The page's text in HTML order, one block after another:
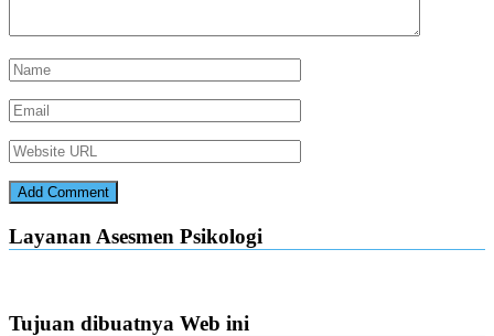
Layanan Asesmen Psikologi
Tujuan dibuatnya Web ini